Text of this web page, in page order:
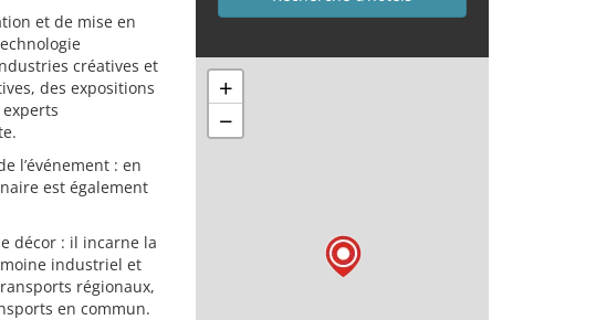
et de mise en
créatives et
des expositions
l’événement : en
est également
décor : il incarne la
industriel et
régionaux,
en commun.
+
−